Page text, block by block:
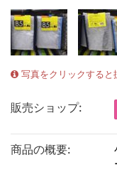
写真をクリックすると
販売ショップ:
商品の概要: